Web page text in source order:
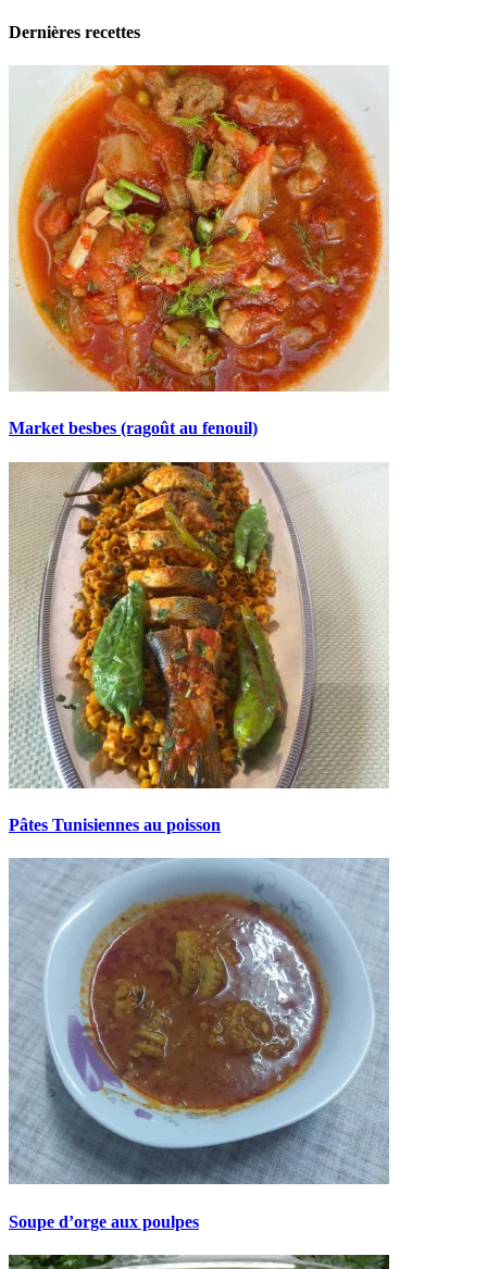
Dernières recettes
Market besbes (ragoût au fenouil)
Pâtes Tunisiennes au poisson
Soupe d’orge aux poulpes